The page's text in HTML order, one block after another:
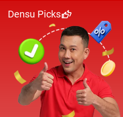
Densu Picks